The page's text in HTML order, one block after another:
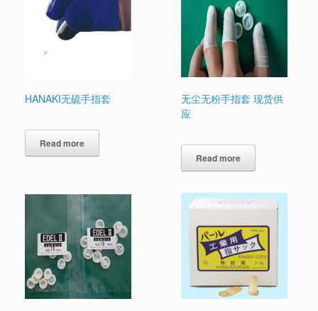
HANAKI无硫手指套
Read more
无尘无粉手指套 现货供
应
Read more